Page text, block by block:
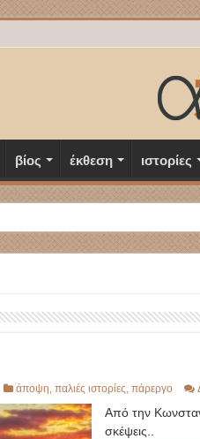
βίος έκθεση ιστορίες
άποψη παλιές ιστορίες πάρεργο
Από την
σκέψεις..